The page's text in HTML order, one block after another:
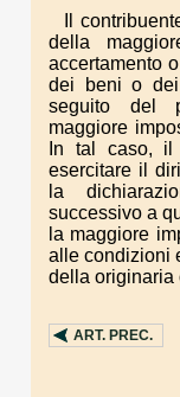
Il
della
accertamento
dei beni o dei
seguito del
maggiore
In tal caso, il
esercitare il
la
successivo a
la maggiore
alle condizioni
della originaria
ART. PREC.